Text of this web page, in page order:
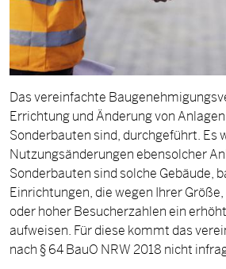
Das vereinfachte
Errichtung und Änderung von
Sonderbauten sind, durchgeführt. Es
Nutzungsänderungen ebensolcher
Sonderbauten sind solche Gebäude,
Einrichtungen, die wegen Ihrer
oder hoher Besucherzahlen ein
aufweisen. Für diese kommt das
nach § 64 BauO NRW 2018 nicht